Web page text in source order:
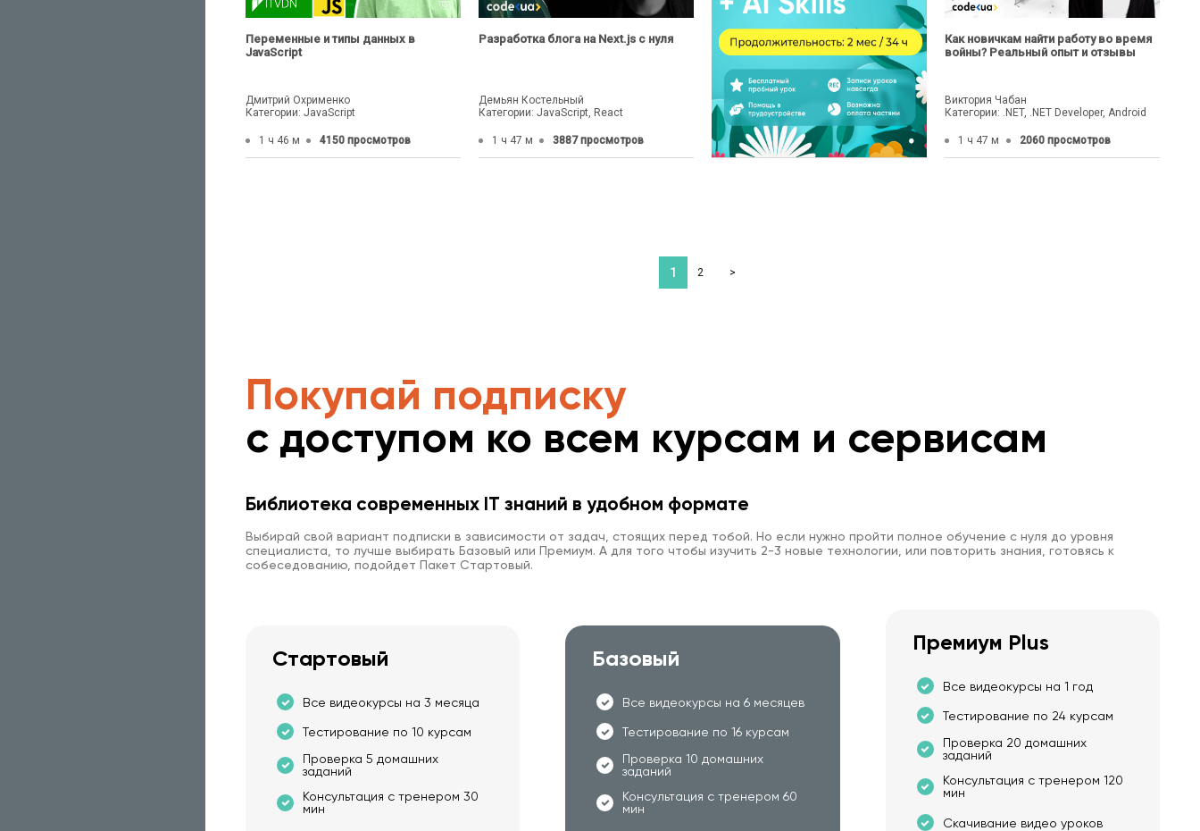
Переменные и типы данных в
JavaScript
Дмитрий Охрименко
Категории: JavaScript
1 ч 46 м 4150 просмотров
Разработка блога на Next.js с нуля
Демьян Костельный
Категории: JavaScript, React
1 ч 47 м 3887 просмотров
Как новичкам найти работу во время
войны? Реальный опыт и отзывы
Виктория Чабан
Категории: .NET, .NET Developer, Android
1 ч 47 м 2060 просмотров
1 2 >
Покупай подписку
с доступом ко всем курсам и сервисам
Библиотека современных IT знаний в удобном формате
Выбирай свой вариант подписки в зависимости от задач, стоящих перед тобой. Но если нужно пройти полное обучение с нуля до уровня
специалиста, то лучше выбирать Базовый или Премиум. А для того чтобы изучить 2-3 новые технологии, или повторить знания, готовясь к
собеседованию, подойдет Пакет Стартовый.
Стартовый
Все видеокурсы на 3 месяца
Тестирование по 10 курсам
Проверка 5 домашних
заданий
Консультация с тренером 30
мин
Базовый
Все видеокурсы на 6 месяцев
Тестирование по 16 курсам
Проверка 10 домашних
заданий
Консультация с тренером 60
мин
Премиум Plus
Все видеокурсы на 1 год
Тестирование по 24 курсам
Проверка 20 домашних
заданий
Консультация с тренером 120
мин
Скачивание видео уроков